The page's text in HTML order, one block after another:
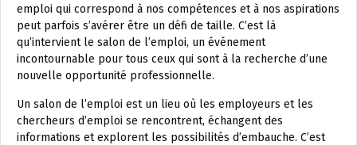
emploi qui correspond à nos compétences et à nos aspirations
peut parfois s’avérer être un défi de taille. C’est là
qu’intervient le salon de l’emploi, un événement
incontournable pour tous ceux qui sont à la recherche d’une
nouvelle opportunité professionnelle.
Un salon de l’emploi est un lieu où les employeurs et les
chercheurs d’emploi se rencontrent, échangent des
informations et explorent les possibilités d’embauche. C’est